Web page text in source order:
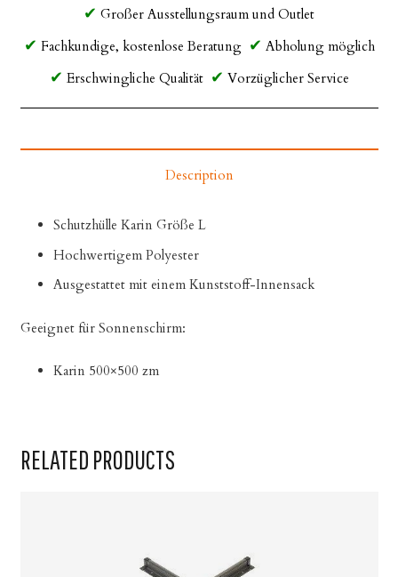
Großer Ausstellungsraum und Outlet
Fachkundige, kostenlose Beratung
Abholung möglich
Erschwingliche Qualität
Vorzüglicher Service
Description
Schutzhülle Karin Größe L
Hochwertigem Polyester
Ausgestattet mit einem Kunststoff-Innensack
Geeignet für Sonnenschirm:
Karin 500×500 zm
RELATED PRODUCTS